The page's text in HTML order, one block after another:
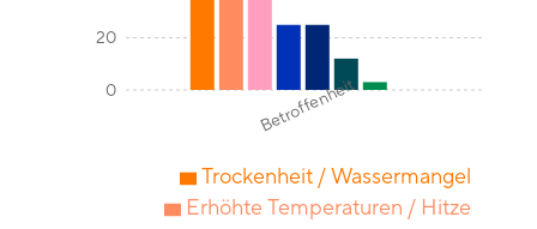
Betroffenheit
0
20
Trockenheit / Wassermangel
Erhöhte Temperaturen / Hitze